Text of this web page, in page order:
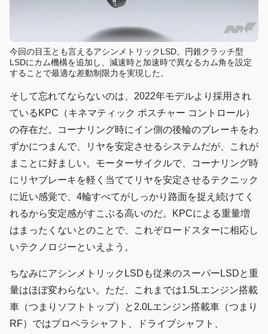
今回の目玉とも言えるアシンメトリックLSD。円錐クラッチ型
LSDにカム機構を追加し、減速時と加速時で異なるカム角を設定
することで最適な差動制限力を実現した。
そして忘れてならないのは、2022年モデルより採用され
ているKPC（キネマティック ポスチャー コントロール）
の存在だ。コーナリング時にイン側の後輪のブレーキをわ
ずかにつまんで、リヤを安定させるシステムだが、これが
まことに好ましい。モーターサイクルで、コーナリング時
にリヤブレーキを軽く当ててリヤを安定させるテクニック
に近い感覚で、4輪すべてがしっかり路面を捉え続けてく
れるから安定感がすこぶる高いのだ。KPCによる重量増
はまったくないとのことで、これぞロードスターに相応し
いテクノロジーといえよう。
ちなみにアシンメトリックLSDも従来のスーパーLSDと重
量はほぼ変わらない。ただ、これまでは1.5Lエンジン搭載
車（つまりソフトトップ）と2.0Lエンジン搭載車（つまり
RF）ではプロペラシャフト、ドライブシャフト、